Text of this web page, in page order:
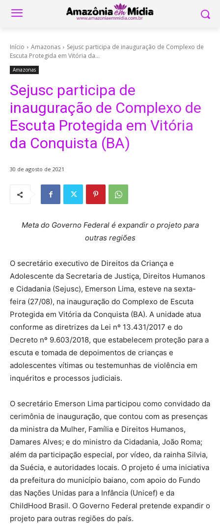
Início Amazonas
Sejusc participa de inauguração de Complexo de
Escuta Protegida em Vitória da...
Amazonas
Sejusc participa de
inauguração de Complexo de
Escuta Protegida em Vitória
da Conquista (BA)
30 de agosto de 2021
Meta do Governo Federal é expandir o projeto para
outras regiões
O secretário executivo de Direitos da Criança e
Adolescente da Secretaria de Justiça, Direitos Humanos
e Cidadania (Sejusc), Emerson Lima, esteve na sexta-
feira (27/08), na inauguração do Complexo de Escuta
Protegida em Vitória da Conquista (BA). A unidade atua
conforme as diretrizes da Lei nº 13.431/2017 e do
Decreto nº 9.603/2018, que estabelecem proteção para a
escuta e tomada de depoimentos de crianças e
adolescentes vítimas ou testemunhas de violência em
inquéritos e processos judiciais.
O secretário Emerson Lima participou como convidado da
cerimônia de inauguração, que contou com as presenças
da ministra da Mulher, Família e Direitos Humanos,
Damares Alves; e do ministro da Cidadania, João Roma;
além da participação especial, por vídeo, da rainha Silvia,
da Suécia, e autoridades locais. O projeto é uma iniciativa
da prefeitura do município baiano, com apoio do Fundo
das Nações Unidas para a Infância (Unicef) e da
ChildHood Brasil. O Governo Federal pretende expandir o
projeto para outras regiões do país.